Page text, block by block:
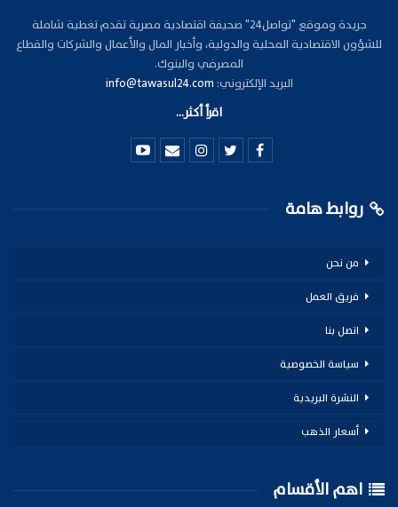
جريدة وموقع "تواصل24" صحيفة اقتصادية مصرية تقدم تغطية شاملة
للشؤون الاقتصادية المحلية والدولية، وأخبار المال والأعمال والشركات والقطاع
المصرفي والبنوك.
البريد الإلكتروني: info@tawasul24.com
اقرأ أكثر...
روابط هامة
من نحن
فريق العمل
اتصل بنا
سياسة الخصوصية
النشرة البريدية
أسعار الذهب
اهم الأقسام